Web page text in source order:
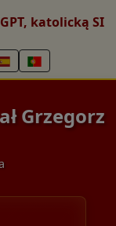
katolicką SI
Grzegorz